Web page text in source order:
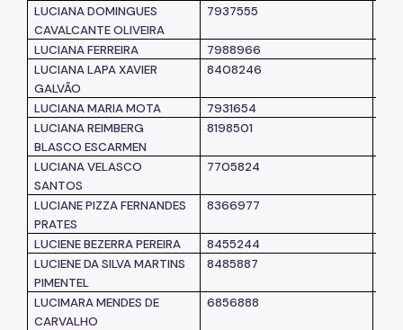
LUCIANA DOMINGUES
CAVALCANTE OLIVEIRA
7937555
LUCIANA FERREIRA 7988966
LUCIANA LAPA XAVIER
GALVÃO
8408246
LUCIANA MARIA MOTA 7931654
LUCIANA REIMBERG
BLASCO ESCARMEN
8198501
LUCIANA VELASCO
SANTOS
7705824
LUCIANE PIZZA FERNANDES
PRATES
8366977
LUCIENE BEZERRA PEREIRA 8455244
LUCIENE DA SILVA MARTINS
PIMENTEL
8485887
LUCIMARA MENDES DE
CARVALHO
6856888